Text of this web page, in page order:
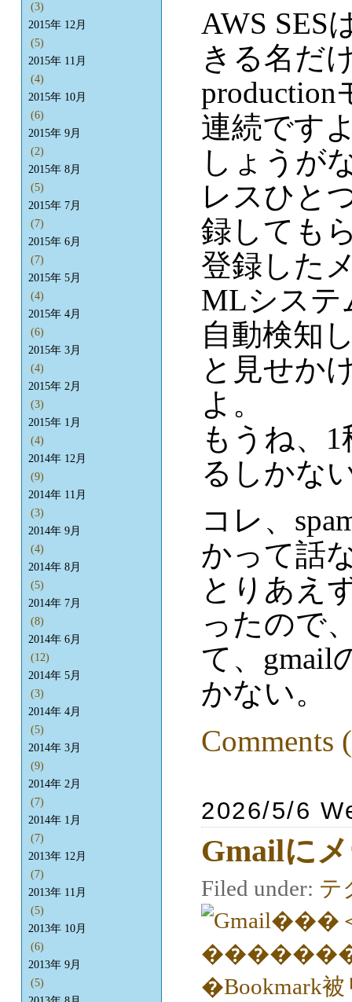
AWS SES
きる名だ
連続です
しょうが
レスひと
録しても
登録した
MLシステ
自動検知
と見せか
よ。
もうね、
るしかな
コレ、
かって話
とりあえ
ったので
て、gmail
かない。
Comments
2026/5/6
Gmailに
Filed under: テ
(3)
2015年 12月
(5)
2015年 11月
(4)
2015年 10月
(6)
2015年 9月
(2)
2015年 8月
(5)
2015年 7月
(7)
2015年 6月
(7)
2015年 5月
(4)
2015年 4月
(6)
2015年 3月
(4)
2015年 2月
(3)
2015年 1月
(4)
2014年 12月
(9)
2014年 11月
(3)
2014年 9月
(4)
2014年 8月
(5)
2014年 7月
(8)
2014年 6月
(12)
2014年 5月
(3)
2014年 4月
(5)
2014年 3月
(9)
2014年 2月
(7)
2014年 1月
(7)
2013年 12月
(7)
2013年 11月
(5)
2013年 10月
(6)
2013年 9月
(5)